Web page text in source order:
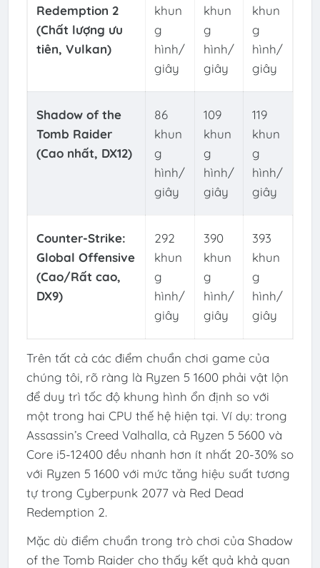
Redemption 2
(Chất lượng ưu
tiên, Vulkan)
khun
g
hình/
giây
khun
g
hình/
giây
khun
g
hình/
giây
Shadow of the
Tomb Raider
(Cao nhất, DX12)
86
khun
g
hình/
giây
109
khun
g
hình/
giây
119
khun
g
hình/
giây
Counter-Strike:
Global Offensive
(Cao/Rất cao,
DX9)
292
khun
g
hình/
giây
390
khun
g
hình/
giây
393
khun
g
hình/
giây
Trên tất cả các điểm chuẩn chơi game của
chúng tôi, rõ ràng là Ryzen 5 1600 phải vật lộn
để duy trì tốc độ khung hình ổn định so với
một trong hai CPU thế hệ hiện tại. Ví dụ: trong
Assassin’s Creed Valhalla, cả Ryzen 5 5600 và
Core i5-12400 đều nhanh hơn ít nhất 20-30% so
với Ryzen 5 1600 với mức tăng hiệu suất tương
tự trong Cyberpunk 2077 và Red Dead
Redemption 2.
Mặc dù điểm chuẩn trong trò chơi của Shadow
of the Tomb Raider cho thấy kết quả khả quan